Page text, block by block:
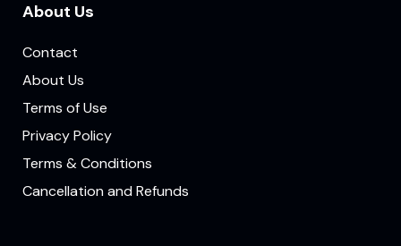
About Us
Contact
About Us
Terms of Use
Privacy Policy
Terms & Conditions
Cancellation and Refunds